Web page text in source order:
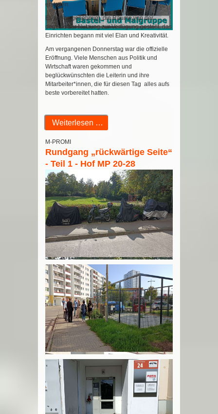
erstellen.
Es wurde genehmigt, die Räume von der
degewo zur Nutzung zur Verfügung gestellt, das
Einrichten begann mit viel Elan und Kreativität.
Am vergangenen Donnerstag war die offizielle
Eröffnung. Viele Menschen aus Politik und
Wirtschaft waren gekommen und
beglückwünschten die Leiterin und ihre
Mitarbeiter*innen, die für diesen Tag alles aufs
beste vorbereitet hatten.
Weiterlesen …
M-PROMI
Rundgang „rückwärtige Seite“
- Teil 1 - Hof MP 20-28